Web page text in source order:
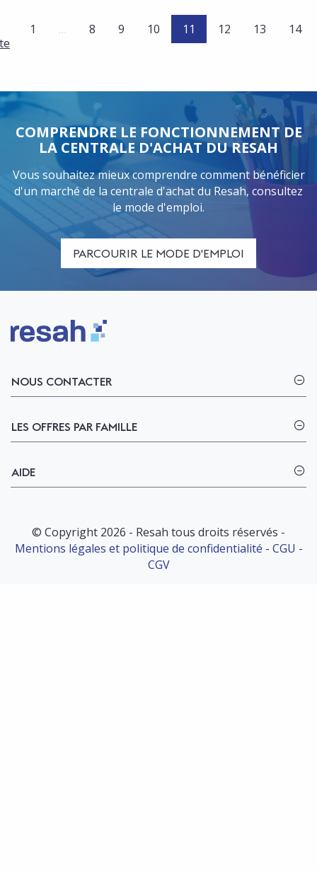
1 … 8 9 10 11 (current)
12 13 14
COMPRENDRE LE FONCTIONNEMENT DE
LA CENTRALE D'ACHAT DU RESAH
Vous souhaitez mieux comprendre comment bénéficier
d'un marché de la centrale d'achat du Resah, consultez
le mode d'emploi.
PARCOURIR LE MODE D'EMPLOI
Logo Resah
NOUS CONTACTER
LES OFFRES PAR FAMILLE
AIDE
© Copyright 2026 - Resah tous droits réservés -
Mentions légales et politique de confidentialité - CGU -
CGV